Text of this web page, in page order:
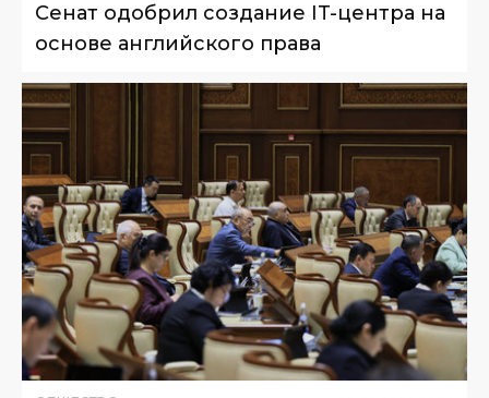
Сенат одобрил создание IT-центра на
основе английского права